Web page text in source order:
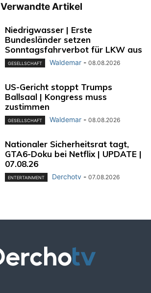
Verwandte Artikel
Niedrigwasser | Erste
Bundesländer setzen
Sonntagsfahrverbot für LKW aus
GESELLSCHAFT Waldemar - 08.08.2026
US-Gericht stoppt Trumps
Ballsaal | Kongress muss
zustimmen
GESELLSCHAFT Waldemar - 08.08.2026
Nationaler Sicherheitsrat tagt,
GTA6-Doku bei Netflix | UPDATE |
07.08.26
ENTERTAINMENT Derchotv - 07.08.2026